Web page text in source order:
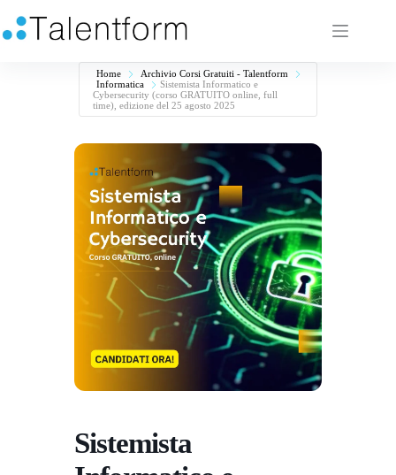
Home
Archivio Corsi Gratuiti - Talentform
Informatica
Sistemista Informatico e
Cybersecurity (corso GRATUITO online, full
time), edizione del 25 agosto 2025
Sistemista